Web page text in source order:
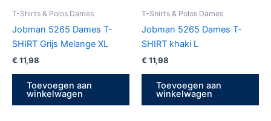
T-Shirts & Polos Dames
Jobman 5265 Dames T-
SHIRT Grijs Melange XL
€ 11,98
Toevoegen aan
winkelwagen
T-Shirts & Polos Dames
Jobman 5265 Dames T-
SHIRT khaki L
€ 11,98
Toevoegen aan
winkelwagen